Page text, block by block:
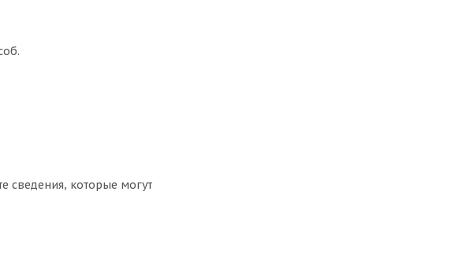
сведения, которые могут